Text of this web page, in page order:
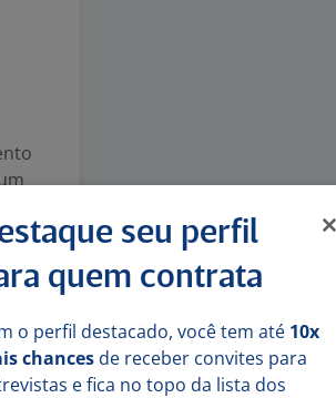
Ontem
seu perfil
quem contrata
o perfil destacado, você tem até 10x
chances de receber convites para
e fica no topo da lista dos